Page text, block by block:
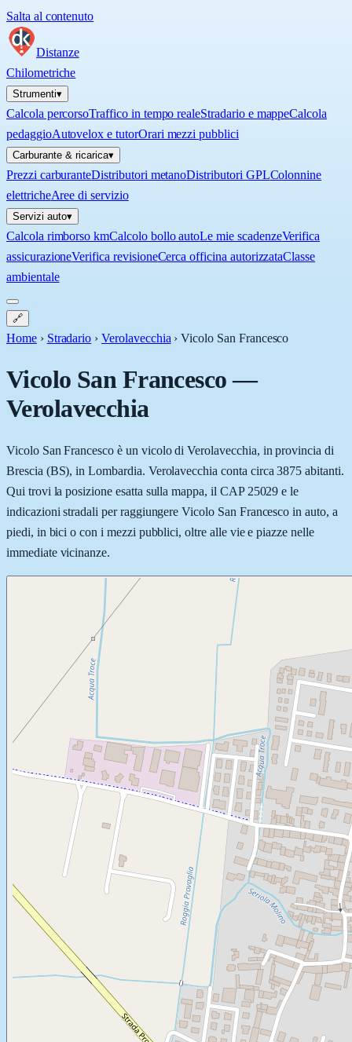
Salta al contenuto
Distanze
Chilometriche
Strumenti▾
Calcola percorsoTraffico in tempo realeStradario e mappeCalcola
pedaggioAutovelox e tutorOrari mezzi pubblici
Carburante & ricarica▾
Prezzi carburanteDistributori metanoDistributori GPLColonnine
elettricheAree di servizio
Servizi auto▾
Calcola rimborso kmCalcolo bollo autoLe mie scadenzeVerifica
assicurazioneVerifica revisioneCerca officina autorizzataClasse
ambientale
🔗
Home › Stradario › Verolavecchia ›Vicolo San Francesco
Vicolo San Francesco—
Verolavecchia
Vicolo San Francesco è un vicolo di Verolavecchia, in provincia di
Brescia (BS), in Lombardia. Verolavecchia conta circa 3875 abitanti.
Qui trovi la posizione esatta sulla mappa, il CAP 25029 e le
indicazioni stradali per raggiungere Vicolo San Francesco in auto, a
piedi, in bici o con i mezzi pubblici, oltre alle vie e piazze nelle
immediate vicinanze.